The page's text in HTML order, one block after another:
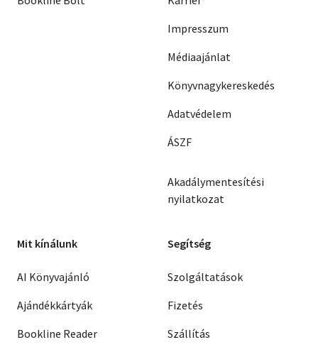
Impresszum
Médiaajánlat
Könyvnagykereskedés
Adatvédelem
ÁSZF
Akadálymentesítési
nyilatkozat
Mit kínálunk
AI Könyvajánló
Ajándékkártyák
Bookline Reader
Segítség
Szolgáltatások
Fizetés
Szállítás